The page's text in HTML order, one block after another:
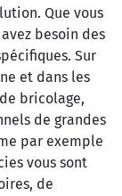
Que vous
besoin des
Sur
et dans les
bricolage,
de grandes
par exemple
vous sont
de